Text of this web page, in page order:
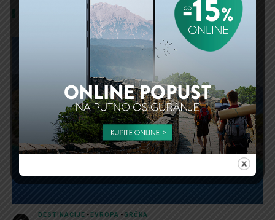
DESTINACIJE - EVROPA -GRČKA